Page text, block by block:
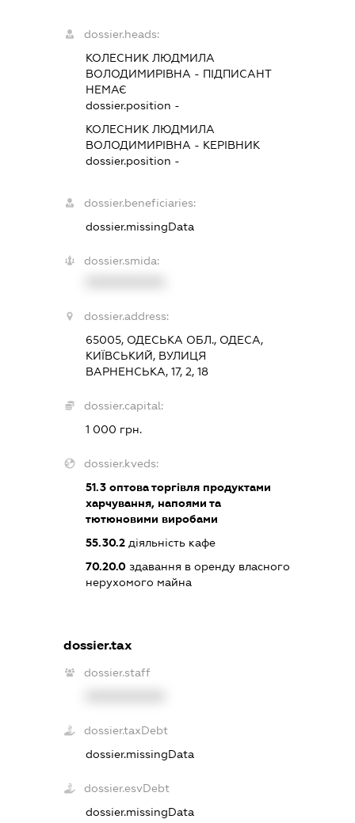
dossier.heads:
КОЛЕСНИК ЛЮДМИЛА
ВОЛОДИМИРІВНА - ПІДПИСАНТ
НЕМАЄ
dossier.position -
КОЛЕСНИК ЛЮДМИЛА
ВОЛОДИМИРІВНА - КЕРІВНИК
dossier.position -
dossier.beneficiaries:
dossier.missingData
dossier.smida:
dossier.address:
65005, ОДЕСЬКА ОБЛ., ОДЕСА,
КИЇВСЬКИЙ, ВУЛИЦЯ
ВАРНЕНСЬКА, 17, 2, 18
dossier.capital:
1 000 грн.
dossier.kveds:
51.3 оптова торгівля продуктами
харчування, напоями та
тютюновими виробами
55.30.2 діяльність кафе
70.20.0 здавання в оренду власного
нерухомого майна
dossier.tax
dossier.staff
dossier.taxDebt
dossier.missingData
dossier.esvDebt
dossier.missingData